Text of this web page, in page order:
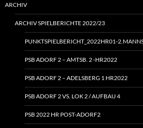
ARCHIV
ARCHIV SPIELBERICHTE 2022/23
PSB ADORF 2 – AMTSB. 2 ‑HR2022
PSB ADORF 2 – ADELSBERG 1 HR2022
PSB ADORF 2 VS. LOK 2 / AUFBAU 4
PSB 2022 HR POST-ADORF2